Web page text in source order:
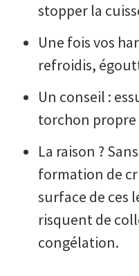
stopper la
Une fois vos
refroidis,
Un conseil :
torchon
La raison ?
formation de
surface de ces
risquent de
congélation.